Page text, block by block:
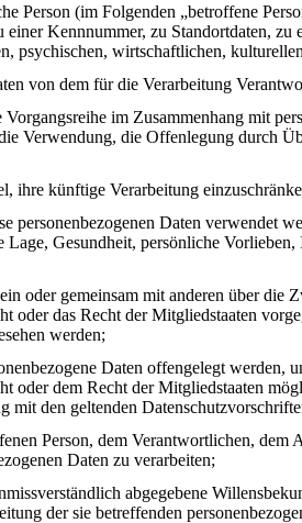
Person (im Folgenden „betroffene
Kennnummer, zu Standortdaten,
wirtschaftlichen,
von dem für die Verarbeitung
im Zusammenhang mit
Verwendung, die Offenlegung durch
ihre künftige Verarbeitung
personenbezogenen Daten verwendet
Gesundheit, persönliche
oder gemeinsam mit anderen über die
das Recht der Mitgliedstaaten
werden;
Daten offengelegt werden,
dem Recht der Mitgliedstaaten
den geltenden
Person, dem Verantwortlichen, dem
Daten zu verarbeiten;
abgegebene
der sie betreffenden